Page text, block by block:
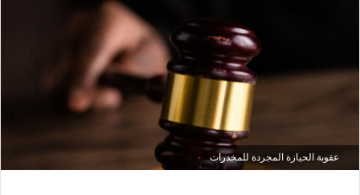
ا
ت
عقوبة الحيازة المجردة للمخدرات